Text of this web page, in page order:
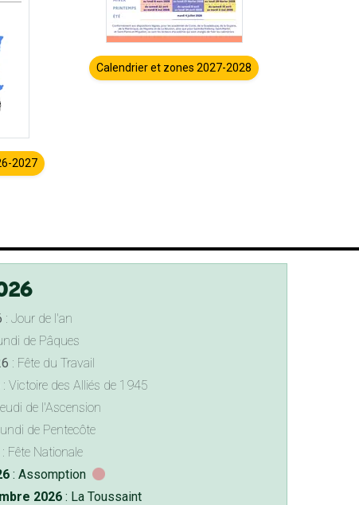
2027
Calendrier et zones 2027-2028
: Jour de l'an
de Pâques
: Fête du Travail
: Victoire des Alliés de 1945
de l'Ascension
de Pentecôte
: Fête Nationale
: Assomption
2026: La Toussaint